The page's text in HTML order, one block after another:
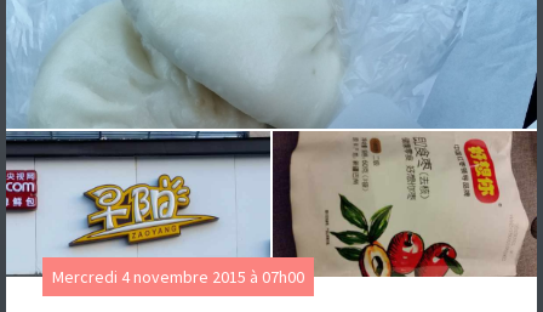
Mercredi 4 novembre 2015 à 07h00